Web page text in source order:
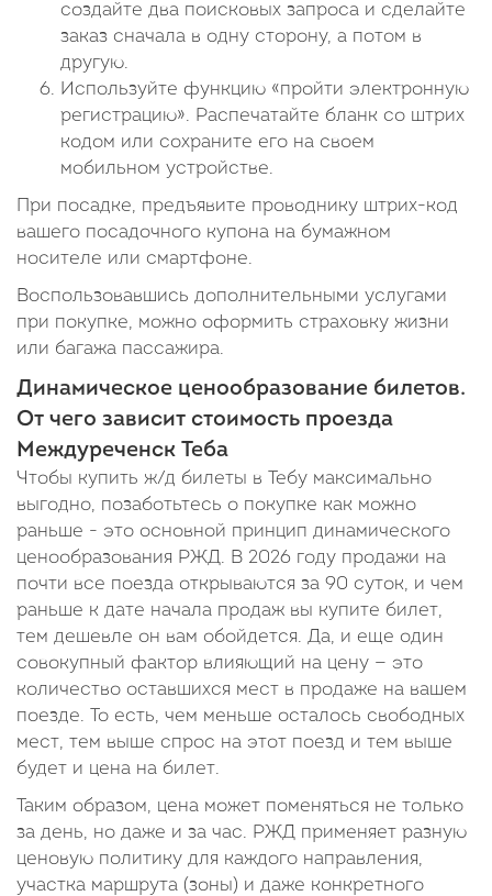
создайте два поисковых запроса и сделайте
заказ сначала в одну сторону, а потом в
другую.
Используйте функцию «пройти электронную
регистрацию». Распечатайте бланк со штрих
кодом или сохраните его на своем
мобильном устройстве.
При посадке, предъявите проводнику штрих-код
вашего посадочного купона на бумажном
носителе или смартфоне.
Воспользовавшись дополнительными услугами
при покупке, можно оформить страховку жизни
или багажа пассажира.
Динамическое ценообразование билетов.
От чего зависит стоимость проезда
Междуреченск Теба
Чтобы купить ж/д билеты в Тебу максимально
выгодно, позаботьтесь о покупке как можно
раньше - это основной принцип динамического
ценообразования РЖД. В 2026 году продажи на
почти все поезда открываются за 90 суток, и чем
раньше к дате начала продаж вы купите билет,
тем дешевле он вам обойдется. Да, и еще один
совокупный фактор влияющий на цену — это
количество оставшихся мест в продаже на вашем
поезде. То есть, чем меньше осталось свободных
мест, тем выше спрос на этот поезд и тем выше
будет и цена на билет.
Таким образом, цена может поменяться не только
за день, но даже и за час. РЖД применяет разную
ценовую политику для каждого направления,
участка маршрута (зоны) и даже конкретного